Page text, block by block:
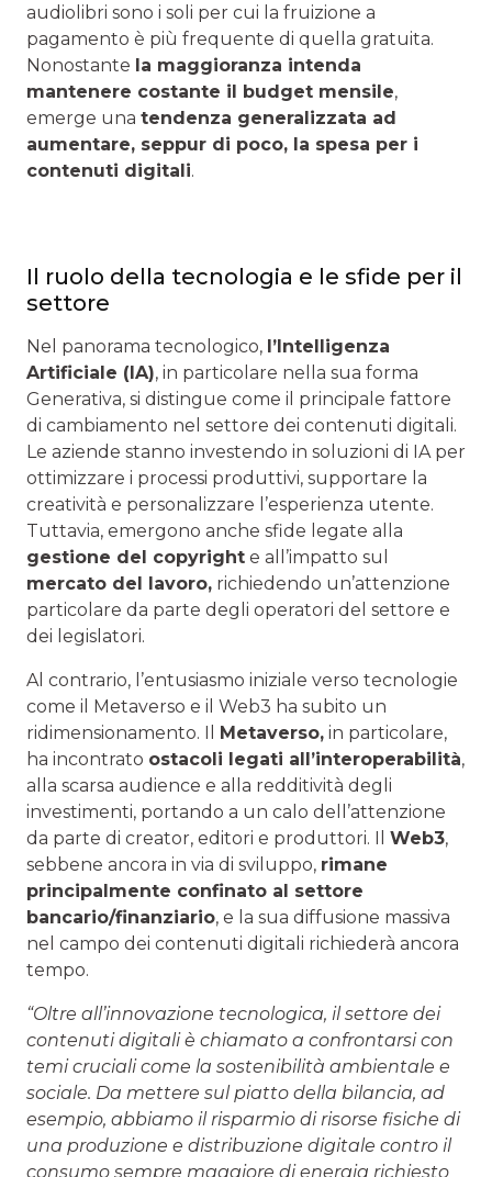
audiolibri sono i soli per cui la fruizione a
pagamento è più frequente di quella gratuita.
Nonostante la maggioranza intenda
mantenere costante il budget mensile,
emerge una tendenza generalizzata ad
aumentare, seppur di poco, la spesa per i
contenuti digitali.
Il ruolo della tecnologia e le sfide per il
settore
Nel panorama tecnologico, l’Intelligenza
Artificiale (IA), in particolare nella sua forma
Generativa, si distingue come il principale fattore
di cambiamento nel settore dei contenuti digitali.
Le aziende stanno investendo in soluzioni di IA per
ottimizzare i processi produttivi, supportare la
creatività e personalizzare l’esperienza utente.
Tuttavia, emergono anche sfide legate alla
gestione del copyright e all’impatto sul
mercato del lavoro, richiedendo un’attenzione
particolare da parte degli operatori del settore e
dei legislatori.
Al contrario, l’entusiasmo iniziale verso tecnologie
come il Metaverso e il Web3 ha subito un
ridimensionamento. Il Metaverso, in particolare,
ha incontrato ostacoli legati all’interoperabilità,
alla scarsa audience e alla redditività degli
investimenti, portando a un calo dell’attenzione
da parte di creator, editori e produttori. Il Web3,
sebbene ancora in via di sviluppo, rimane
principalmente confinato al settore
bancario/finanziario, e la sua diffusione massiva
nel campo dei contenuti digitali richiederà ancora
tempo.
“Oltre all’innovazione tecnologica, il settore dei
contenuti digitali è chiamato a confrontarsi con
temi cruciali come la sostenibilità ambientale e
sociale. Da mettere sul piatto della bilancia, ad
esempio, abbiamo il risparmio di risorse fisiche di
una produzione e distribuzione digitale contro il
consumo sempre maggiore di energia richiesto